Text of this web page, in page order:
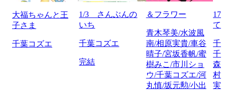
大福ちゃんと王
子さま
千葉コズエ
1/3 さんぶんの
いち
千葉コズエ
完結
＆フラワー
青木琴美/水波風
南/相原実貴/車谷
晴子/宮坂香帆/蜜
樹みこ/市川ショ
ウ/千葉コズエ/河
丸慎/坂元勲/小出
17
て
千
千
森
村
実/